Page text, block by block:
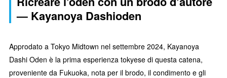
— Kayanoya Dashioden
Approdato a Tokyo Midtown nel settembre 2024, Kayanoya
Dashi Oden è la prima esperienza tokyese di questa catena,
proveniente da Fukuoka, nota per il brodo, il condimento e gli